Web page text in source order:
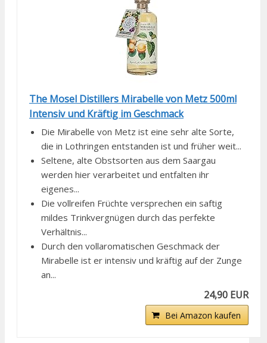
The Mosel Distillers Mirabelle von Metz 500ml
Intensiv und Kräftig im Geschmack
Die Mirabelle von Metz ist eine sehr alte Sorte,
die in Lothringen entstanden ist und früher weit...
Seltene, alte Obstsorten aus dem Saargau
werden hier verarbeitet und entfalten ihr
eigenes...
Die vollreifen Früchte versprechen ein saftig
mildes Trinkvergnügen durch das perfekte
Verhältnis...
Durch den vollaromatischen Geschmack der
Mirabelle ist er intensiv und kräftig auf der Zunge
an...
24,90 EUR
Bei Amazon kaufen